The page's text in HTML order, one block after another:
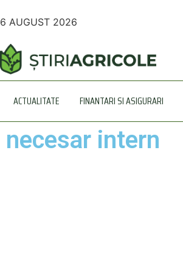
6 AUGUST 2026
ACTUALITATE FINANTARI SI ASIGURARI
necesar intern